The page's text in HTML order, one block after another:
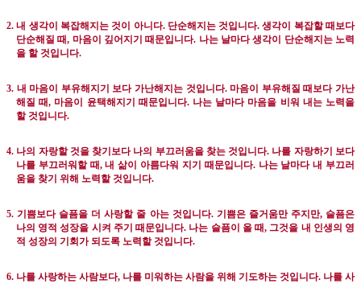
2.내 생각이 복잡해지는 것이 아니다. 단순해지는 것입니다.생각이 복잡할 때보다
단순해질 때, 마음이 깊어지기 때문입니다. 나는 날마다 생각이 단순해지는 노력
을 할 것입니다.
3. 내 마음이 부유해지기 보다 가난해지는 것입니다. 마음이 부유해질 때보다 가난
해질 때, 마음이 윤택해지기 때문입니다. 나는 날마다 마음을 비워 내는 노력을
할 것입니다.
4. 나의 자랑할 것을 찾기보다 나의 부끄러움을 찾는 것입니다. 나를 자랑하기 보다
나를 부끄러워할 때,내 삶이 아름다워 지기 때문입니다. 나는 날마다 내 부끄러
움을 찾기 위해 노력할 것입니다.
5.기쁨보다 슬픔을 더 사랑할 줄 아는 것입니다. 기쁨은 즐거움만 주지만, 슬픔은
나의 영적 성장을 시켜 주기 때문입니다. 나는 슬픔이 올 때,그것을 내 인생의 영
적 성장의 기회가 되도록 노력할 것입니다.
6. 나를 사랑하는 사람보다, 나를 미워하는 사람을 위해 기도하는 것입니다. 나를 사